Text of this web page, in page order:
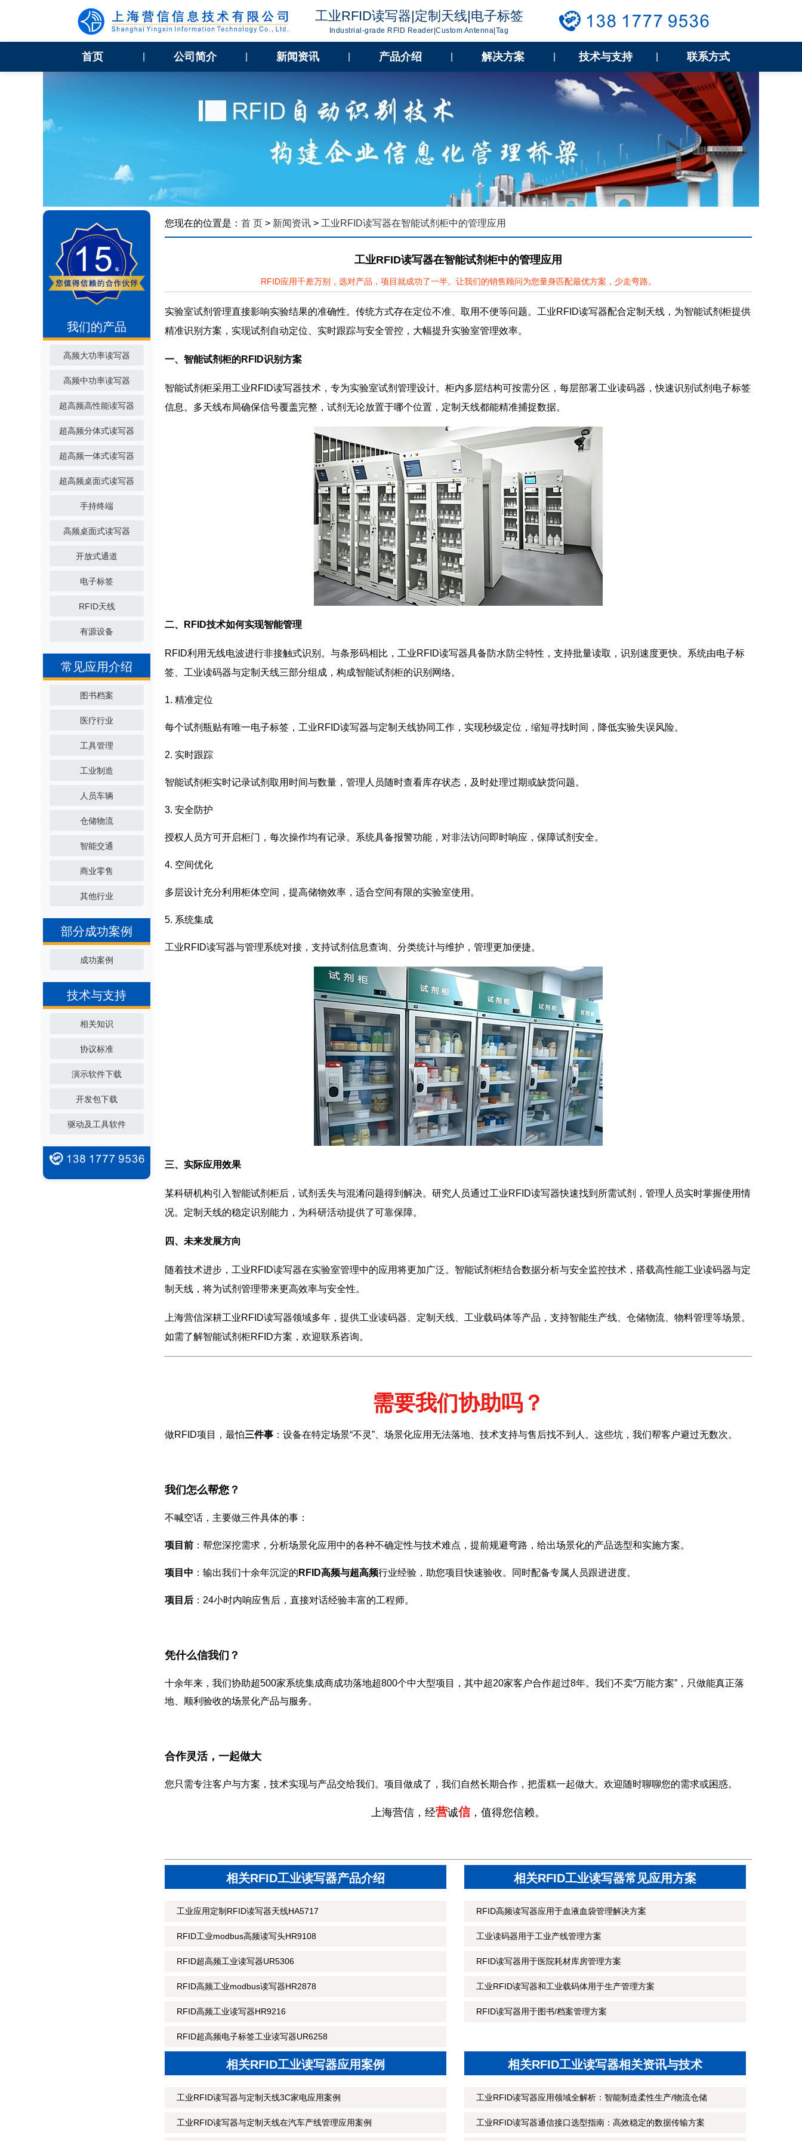
工业RFID读写器|定制天线|电子标签
Industrial-grade RFID Reader|Custom Antenna|Tag
首页 公司简介 新闻资讯 产品介绍 解决方案 技术与支持 联系方式
我们的产品
高频大功率读写器
高频中功率读写器
超高频高性能读写器
超高频分体式读写器
超高频一体式读写器
超高频桌面式读写器
手持终端
高频桌面式读写器
开放式通道
电子标签
RFID天线
有源设备
常见应用介绍
图书档案
医疗行业
工具管理
工业制造
人员车辆
仓储物流
智能交通
商业零售
其他行业
部分成功案例
成功案例
技术与支持
相关知识
协议标准
演示软件下载
开发包下载
驱动及工具软件
您现在的位置是： 首 页 > 新闻资讯 > 工业RFID读写器在智能试剂柜中的管理应用
工业RFID读写器在智能试剂柜中的管理应用
RFID应用千差万别，选对产品，项目就成功了一半。让我们的销售顾问为您量身匹配最优方案，少走弯路。
实验室试剂管理直接影响实验结果的准确性。传统方式存在定位不准、取用不便等问题。工业RFID读写器配合定制天线，为智能试剂柜提供
精准识别方案，实现试剂自动定位、实时跟踪与安全管控，大幅提升实验室管理效率。
一、智能试剂柜的RFID识别方案
智能试剂柜采用工业RFID读写器技术，专为实验室试剂管理设计。柜内多层结构可按需分区，每层部署工业读码器，快速识别试剂电子标签
信息。多天线布局确保信号覆盖完整，试剂无论放置于哪个位置，定制天线都能精准捕捉数据。
二、RFID技术如何实现智能管理
RFID利用无线电波进行非接触式识别。与条形码相比，工业RFID读写器具备防水防尘特性，支持批量读取，识别速度更快。系统由电子标
签、工业读码器与定制天线三部分组成，构成智能试剂柜的识别网络。
1. 精准定位
每个试剂瓶贴有唯一电子标签，工业RFID读写器与定制天线协同工作，实现秒级定位，缩短寻找时间，降低实验失误风险。
2. 实时跟踪
智能试剂柜实时记录试剂取用时间与数量，管理人员随时查看库存状态，及时处理过期或缺货问题。
3. 安全防护
授权人员方可开启柜门，每次操作均有记录。系统具备报警功能，对非法访问即时响应，保障试剂安全。
4. 空间优化
多层设计充分利用柜体空间，提高储物效率，适合空间有限的实验室使用。
5. 系统集成
工业RFID读写器与管理系统对接，支持试剂信息查询、分类统计与维护，管理更加便捷。
三、实际应用效果
某科研机构引入智能试剂柜后，试剂丢失与混淆问题得到解决。研究人员通过工业RFID读写器快速找到所需试剂，管理人员实时掌握使用情
况。定制天线的稳定识别能力，为科研活动提供了可靠保障。
四、未来发展方向
随着技术进步，工业RFID读写器在实验室管理中的应用将更加广泛。智能试剂柜结合数据分析与安全监控技术，搭载高性能工业读码器与定
制天线，将为试剂管理带来更高效率与安全性。
上海营信深耕工业RFID读写器领域多年，提供工业读码器、定制天线、工业载码体等产品，支持智能生产线、仓储物流、物料管理等场景。
如需了解智能试剂柜RFID方案，欢迎联系咨询。
需要我们协助吗？
做RFID项目，最怕三件事 ：设备在特定场景“不灵”、场景化应用无法落地、技术支持与售后找不到人。这些坑，我们帮客户避过无数次。
我们怎么帮您？
不喊空话，主要做三件具体的事：
项目前 ：帮您深挖需求，分析场景化应用中的各种不确定性与技术难点，提前规避弯路，给出场景化的产品选型和实施方案。
项目中 ：输出我们十余年沉淀的 RFID高频与超高频行业经验，助您项目快速验收。同时配备专属人员跟进进度。
项目后 ：24小时内响应售后，直接对话经验丰富的工程师。
凭什么信我们？
十余年来，我们协助超500家系统集成商成功落地超800个中大型项目，其中超20家客户合作超过8年。我们不卖“万能方案”，只做能真正落
地、顺利验收的场景化产品与服务。
合作灵活，一起做大
您只需专注客户与方案，技术实现与产品交给我们。项目做成了，我们自然长期合作，把蛋糕一起做大。欢迎随时聊聊您的需求或困惑。
上海营信，经营诚信，值得您信赖。
相关RFID工业读写器产品介绍
工业应用定制RFID读写器天线HA5717
RFID工业modbus高频读写头HR9108
RFID超高频工业读写器UR5306
RFID高频工业modbus读写器HR2878
RFID高频工业读写器HR9216
RFID超高频电子标签工业读写器UR6258
相关RFID工业读写器常见应用方案
RFID高频读写器应用于血液血袋管理解决方案
工业读码器用于工业产线管理方案
RFID读写器用于医院耗材库房管理方案
工业RFID读写器和工业载码体用于生产管理方案
RFID读写器用于图书/档案管理方案
相关RFID工业读写器应用案例
工业RFID读写器与定制天线3C家电应用案例
工业RFID读写器与定制天线在汽车产线管理应用案例
相关RFID工业读写器相关资讯与技术
工业RFID读写器应用领域全解析：智能制造柔性生产/物流仓储
工业RFID读写器通信接口选型指南：高效稳定的数据传输方案